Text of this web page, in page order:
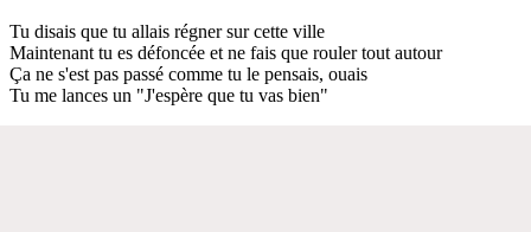
Tu disais que tu allais régner sur cette ville
Maintenant tu es défoncée et ne fais que rouler tout autour
Ça ne s'est pas passé comme tu le pensais, ouais
Tu me lances un "J'espère que tu vas bien"